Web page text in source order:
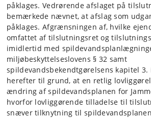
påklages. Vedrørende afslaget på
bemærkede nævnet, at afslag som
påklages. Afgrænsningen af, hvilke
omfattet af tilslutningsret og
imidlertid med
miljøbeskyttelseslovens § 32 samt
spildevandsbekendtgørelsens kapitel
herefter til grund, at en retlig
ændring af spildevandsplanen for
hvorfor lovliggørende tilladelse til
snæver tilknytning til